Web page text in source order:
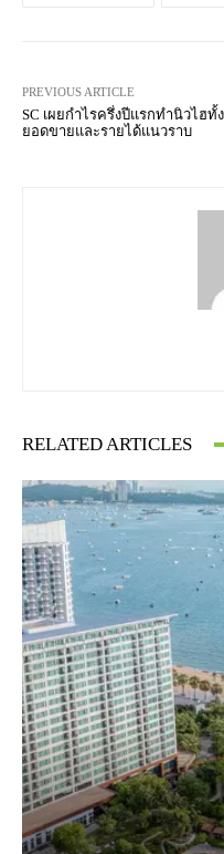
PREVIOUS ARTICLE
SC เผยกำไรครึ่งปีแรกทำนิวไฮทั้ง
ยอดขายและรายได้แนวราบ
RELATED ARTICLES